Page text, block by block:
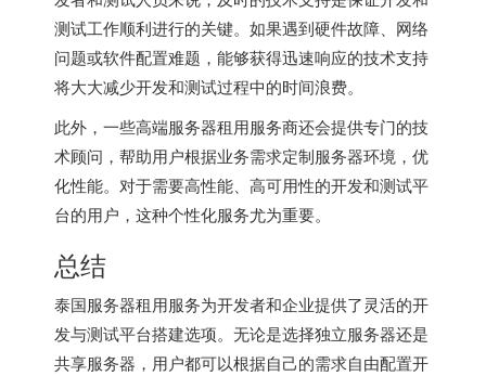
测试工作顺利进行的关键。如果遇到硬件故障、网络
问题或软件配置难题，能够获得迅速响应的技术支持
将大大减少开发和测试过程中的时间浪费。
此外，一些高端服务器租用服务商还会提供专门的技
术顾问，帮助用户根据业务需求定制服务器环境，优
化性能。对于需要高性能、高可用性的开发和测试平
台的用户，这种个性化服务尤为重要。
总结
泰国服务器租用服务为开发者和企业提供了灵活的开
发与测试平台搭建选项。无论是选择独立服务器还是
共享服务器，用户都可以根据自己的需求自由配置开